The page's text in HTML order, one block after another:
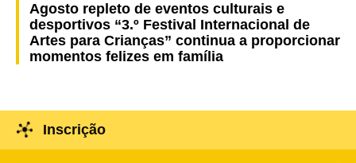
Agosto repleto de eventos culturais e
desportivos “3.º Festival Internacional de
Artes para Crianças” continua a proporcionar
momentos felizes em família
Inscrição